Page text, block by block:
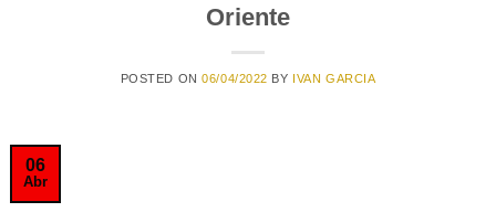
Oriente
POSTED ON06/04/2022 BY IVAN GARCIA
06
Abr